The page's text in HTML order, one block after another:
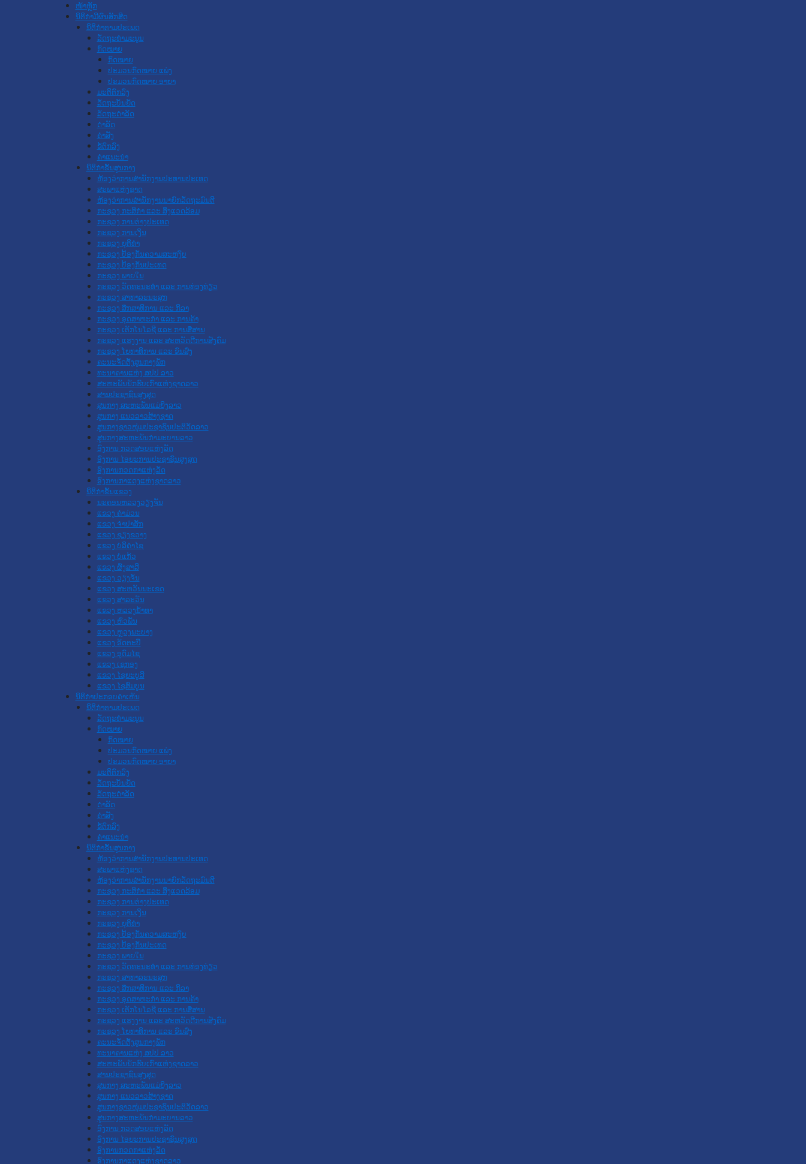
ໜ້າຫຼັກ
ນິຕິກໍາມີຜົນສັກສິດ
ນິຕິກໍາຕາມປະເພດ
ລັດຖະທໍາມະນູນ
ກົດໝາຍ
ກົດໝາຍ
ປະມວນກົດໝາຍ ແພ່ງ
ປະມວນກົດໝາຍ ອາຍາ
ມະຕິຕົກລົງ
ລັດຖະບັນຍັດ
ລັດຖະດໍາລັດ
ດໍາລັດ
ຄໍາສັ່ງ
ຂໍ້ຕົກລົງ
ຄໍາແນະນໍາ
ນິຕິກໍາຂັ້ນສູນກາງ
ຫ້ອງວ່າການສໍານັກງານປະທານປະເທດ
ສະພາແຫ່ງຊາດ
ຫ້ອງວ່າການສຳນັກງານນາຍົກລັດຖະມົນຕີ
ກະຊວງ ກະສິກຳ ແລະ ສິ່ງແວດລ້ອມ
ກະຊວງ ການຕ່າງປະເທດ
ກະຊວງ ການເງິນ
ກະຊວງ ຍຸຕິທໍາ
ກະຊວງ ປ້ອງກັນຄວາມສະຫງົບ
ກະຊວງ ປ້ອງກັນປະເທດ
ກະຊວງ ພາຍໃນ
ກະຊວງ ວັດທະນະທຳ ແລະ ການທ່ອງທ່ຽວ
ກະຊວງ ສາທາລະນະສຸກ
ກະຊວງ ສຶກສາທິການ ແລະ ກິລາ
ກະຊວງ ອຸດສາຫະກຳ ແລະ ການຄ້າ
ກະຊວງ ເຕັກໂນໂລຊີ ແລະ ການສື່ສານ
ກະຊວງ ແຮງງານ ແລະ ສະຫວັດດີການສັງຄົມ
ກະຊວງ ໂຍທາທິການ ແລະ ຂົນສົ່ງ
ຄະນະຈັດຕັ້ງສູນກາງພັກ
ທະນາຄານແຫ່ງ ສປປ ລາວ
ສະຫະພັນນັກຮົບເກົ່າແຫ່ງຊາດລາວ
ສານປະຊາຊົນສູງສຸດ
ສູນກາງ ສະຫະພັນແມ່ຍິງລາວ
ສູນກາງ ແນວລາວສ້າງຊາດ
ສູນກາງຊາວໜຸ່ມປະຊາຊົນປະຕິວັດລາວ
ສູນກາງສະຫະພັນກຳມະບານລາວ
ອົງການ ກວດສອບແຫ່ງລັດ
ອົງການ ໄອຍະການປະຊາຊົນສູງສຸດ
ອົງການກວດກາແຫ່ງລັດ
ອົງການກາແດງແຫ່ງຊາດລາວ
ນິຕິກໍາຂັ້ນແຂວງ
ນະ​ຄອນ​ຫລວງວຽງຈັນ
ແຂວງ ຄໍາມ່ວນ
ແຂວງ ຈໍາປາສັກ
ແຂວງ ຊຽງຂວາງ
ແຂວງ ບໍລິຄໍາໄຊ
ແຂວງ ບໍ່ແກ້ວ
ແຂວງ ຜົ້ງສາລີ
ແຂວງ ວຽງຈັນ
ແຂວງ ສະຫວັນນະເຂດ
ແຂວງ ສາລະວັນ
ແຂວງ ຫລວງນໍ້າທາ
ແຂວງ ຫົວພັນ
ແຂວງ ຫຼວງພະບາງ
ແຂວງ ອັດຕະປື
ແຂວງ ອຸດົມໄຊ
ແຂວງ ເຊກອງ
ແຂວງ ໄຊຍະບູລີ
ແຂວງ ໄຊສົມບູນ
ນິຕິກໍາປະກອບຄໍາເຫັນ
ນິຕິກໍາຕາມປະເພດ
ລັດຖະທໍາມະນູນ
ກົດໝາຍ
ກົດໝາຍ
ປະມວນກົດໝາຍ ແພ່ງ
ປະມວນກົດໝາຍ ອາຍາ
ມະຕິຕົກລົງ
ລັດຖະບັນຍັດ
ລັດຖະດໍາລັດ
ດໍາລັດ
ຄໍາສັ່ງ
ຂໍ້ຕົກລົງ
ຄໍາແນະນໍາ
ນິຕິກຳຂັ້ນສູນກາງ
ຫ້ອງວ່າການສໍານັກງານປະທານປະເທດ
ສະພາແຫ່ງຊາດ
ຫ້ອງວ່າການສຳນັກງານນາຍົກລັດຖະມົນຕີ
ກະຊວງ ກະສິກຳ ແລະ ສິ່ງແວດລ້ອມ
ກະຊວງ ການຕ່າງປະເທດ
ກະຊວງ ການເງິນ
ກະຊວງ ຍຸຕິທໍາ
ກະຊວງ ປ້ອງກັນຄວາມສະຫງົບ
ກະຊວງ ປ້ອງກັນປະເທດ
ກະຊວງ ພາຍໃນ
ກະຊວງ ວັດທະນະທຳ ແລະ ການທ່ອງທ່ຽວ
ກະຊວງ ສາທາລະນະສຸກ
ກະຊວງ ສຶກສາທິການ ແລະ ກິລາ
ກະຊວງ ອຸດສາຫະກຳ ແລະ ການຄ້າ
ກະຊວງ ເຕັກໂນໂລຊີ ແລະ ການສື່ສານ
ກະຊວງ ແຮງງານ ແລະ ສະຫວັດດີການສັງຄົມ
ກະຊວງ ໂຍທາທິການ ແລະ ຂົນສົ່ງ
ຄະນະຈັດຕັ້ງສູນກາງພັກ
ທະນາຄານແຫ່ງ ສປປ ລາວ
ສະຫະພັນນັກຮົບເກົ່າແຫ່ງຊາດລາວ
ສານປະຊາຊົນສູງສຸດ
ສູນກາງ ສະຫະພັນແມ່ຍິງລາວ
ສູນກາງ ແນວລາວສ້າງຊາດ
ສູນກາງຊາວໜຸ່ມປະຊາຊົນປະຕິວັດລາວ
ສູນກາງສະຫະພັນກຳມະບານລາວ
ອົງການ ກວດສອບແຫ່ງລັດ
ອົງການ ໄອຍະການປະຊາຊົນສູງສຸດ
ອົງການກວດກາແຫ່ງລັດ
ອົງການກາແດງແຫ່ງຊາດລາວ